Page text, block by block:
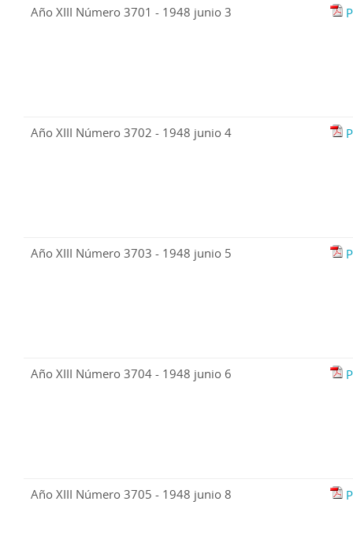
Año XIII Número 3701 - 1948 junio 3
Año XIII Número 3702 - 1948 junio 4
Año XIII Número 3703 - 1948 junio 5
Año XIII Número 3704 - 1948 junio 6
Año XIII Número 3705 - 1948 junio 8